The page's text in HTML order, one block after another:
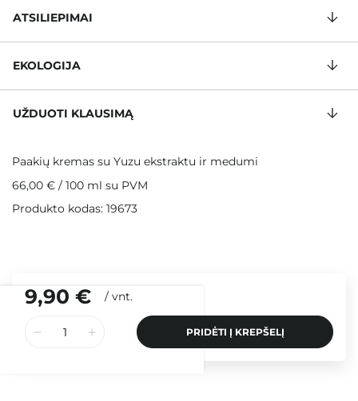
9,90 € / vnt.
PRIDĖTI Į KREPŠELĮ
ATSILIEPIMAI
EKOLOGIJA
UŽDUOTI KLAUSIMĄ
Paakių kremas su Yuzu ekstraktu ir medumi
66,00 € / 100 ml su PVM
Produkto kodas: 19673